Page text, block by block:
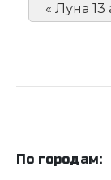
« Луна
По городам: